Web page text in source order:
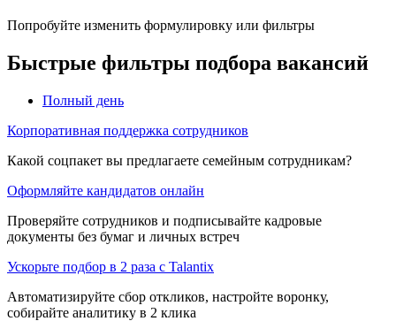
Попробуйте изменить формулировку или фильтры
Быстрые фильтры подбора вакансий
Полный день
Корпоративная поддержка сотрудников
Какой соцпакет вы предлагаете семейным сотрудникам?
Оформляйте кандидатов онлайн
Проверяйте сотрудников и подписывайте кадровые
документы без бумаг и личных встреч
Ускорьте подбор в 2 раза с Talantix
Автоматизируйте сбор откликов, настройте воронку,
собирайте аналитику в 2 клика